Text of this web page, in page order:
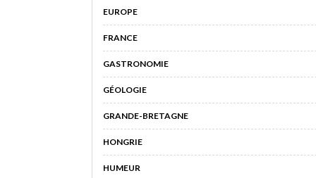
EUROPE
FRANCE
GASTRONOMIE
GÉOLOGIE
GRANDE-BRETAGNE
HONGRIE
HUMEUR